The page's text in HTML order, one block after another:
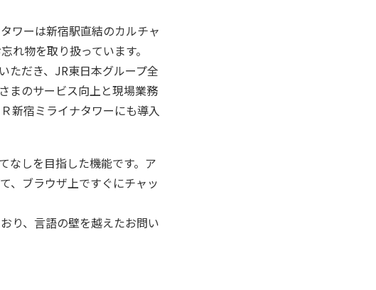
ワーは新宿駅直結のカルチャ
れ物を取り扱っています。
ただき、JR東日本グループ全
まのサービス向上と現場業務
新宿ミライナタワーにも導入
なしを目指した機能です。ア
、ブラウザ上ですぐにチャッ
り、言語の壁を越えたお問い